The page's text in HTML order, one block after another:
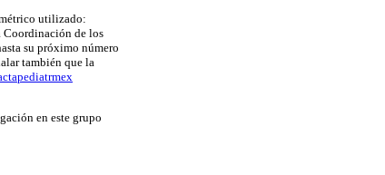
utilizado:
Coordinación de los
su próximo número
también que la
en este grupo